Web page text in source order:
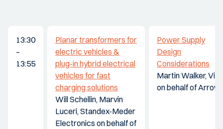
13:30
–
13:55
Planar transformers for
electric vehicles &
plug-in hybrid electrical
vehicles for fast
charging solutions
Will Schellin, Marvin
Luceri, Standex-Meder
Electronics on behalf of
Power Supply
Design
Considerations
Martin Walker,
on behalf of Arrow